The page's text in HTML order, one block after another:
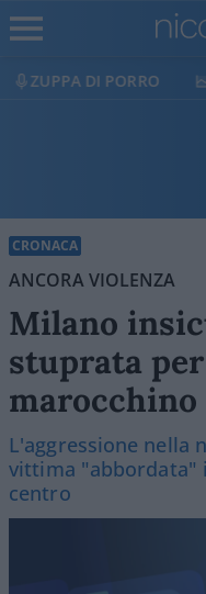
ECONOMIA
CRONACA
ANCORA VIOLENZA
Milano
stuprata
marocchino
L'aggressione nella
vittima "abbordata"
centro